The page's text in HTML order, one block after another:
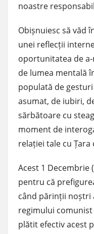
noastre
Obișnuiesc să văd
unei reflecții
oportunitatea de
de lumea mentală
populată de
asumat, de iubiri,
sărbătoare cu
moment de
relației tale cu Țara
Acest 1 Decembrie
pentru că
când părinții noștri
regimului
plătit efectiv acest